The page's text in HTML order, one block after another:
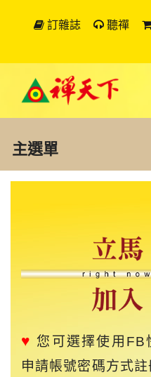
訂雜誌 聽禪
主選單
♥ 您可選擇使用FB
申請帳號密碼方式註